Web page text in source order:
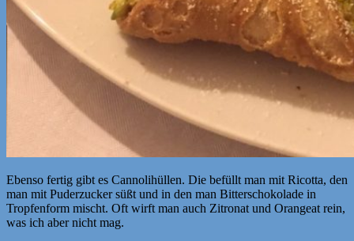
Ebenso fertig gibt es Cannolihüllen. Die befüllt man mit Ricotta, den
man mit Puderzucker süßt und in den man Bitterschokolade in
Tropfenform mischt. Oft wirft man auch Zitronat und Orangeat rein,
was ich aber nicht mag.